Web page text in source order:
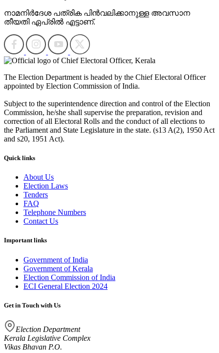
നാമനിര്‍ദേശ പത്രിക പിന്‍വലിക്കാനുള്ള അവസാന
തീയതി ഏപ്രില്‍ എട്ടാണ്.
The Election Department is headed by the Chief Electoral Officer
appointed by Election Commission of India.
Subject to the superintendence direction and control of the Election
Commission, he/she shall supervise the preparation, revision and
correction of all Electoral Rolls and the conduct of all elections to
the Parliament and State Legislature in the state. (s13 A(2), 1950 Act
and s20, 1951 Act).
Quick links
About Us
Election Laws
Tenders
FAQ
Telephone Numbers
Contact Us
Important links
Government of India
Government of Kerala
Election Commission of India
ECI General Election 2024
Get in Touch with Us
Election Department
Kerala Legislative Complex
Vikas Bhavan P.O.